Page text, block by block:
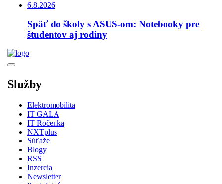
6.8.2026
Späť do školy s ASUS-om: Notebooky pre
študentov aj rodiny
Služby
Elektromobilita
IT GALA
IT Ročenka
NXTplus
Súťaže
Blogy
RSS
Inzercia
Newsletter